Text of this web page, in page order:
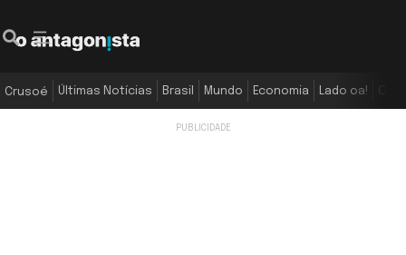
Crusoé Últimas Notícias Brasil Mundo Economia Lado oa!